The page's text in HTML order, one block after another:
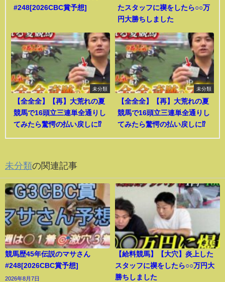
#248[2026CBC賞予想]
たスタッフに禊をしたら○○万
円大勝ちしました
未分類
【全全全】【再】大荒れの夏
競馬で16頭立三連単全通りし
てみたら驚愕の払い戻しに⁉︎
未分類
【全全全】【再】大荒れの夏
競馬で16頭立三連単全通りし
てみたら驚愕の払い戻しに⁉︎
未分類の関連記事
競馬歴45年伝説のマサさん
#248[2026CBC賞予想]
2026年8月7日
【給料競馬】【大穴】炎上した
スタッフに禊をしたら○○万円大
勝ちしました